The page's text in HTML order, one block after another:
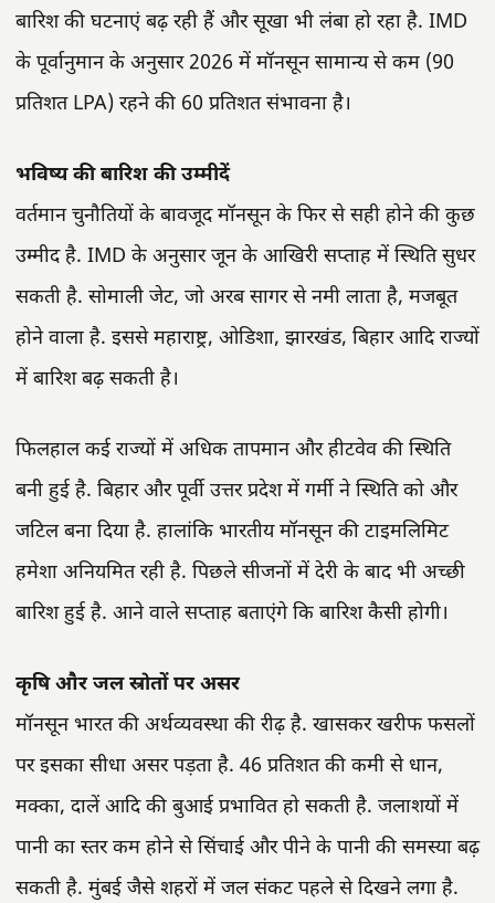
बारिश की घटनाएं बढ़ रही हैं और सूखा भी लंबा हो रहा है. IMD
के पूर्वानुमान के अनुसार 2026 में मॉनसून सामान्य से कम (90
प्रतिशत LPA) रहने की 60 प्रतिशत संभावना है।
भविष्य की बारिश की उम्मीदें
वर्तमान चुनौतियों के बावजूद मॉनसून के फिर से सही होने की कुछ
उम्मीद है. IMD के अनुसार जून के आखिरी सप्ताह में स्थिति सुधर
सकती है. सोमाली जेट, जो अरब सागर से नमी लाता है, मजबूत
होने वाला है. इससे महाराष्ट्र, ओडिशा, झारखंड, बिहार आदि राज्यों
में बारिश बढ़ सकती है।
फिलहाल कई राज्यों में अधिक तापमान और हीटवेव की स्थिति
बनी हुई है. बिहार और पूर्वी उत्तर प्रदेश में गर्मी ने स्थिति को और
जटिल बना दिया है. हालांकि भारतीय मॉनसून की टाइमलिमिट
हमेशा अनियमित रही है. पिछले सीजनों में देरी के बाद भी अच्छी
बारिश हुई है. आने वाले सप्ताह बताएंगे कि बारिश कैसी होगी।
कृषि और जल स्रोतों पर असर
मॉनसून भारत की अर्थव्यवस्था की रीढ़ है. खासकर खरीफ फसलों
पर इसका सीधा असर पड़ता है. 46 प्रतिशत की कमी से धान,
मक्का, दालें आदि की बुआई प्रभावित हो सकती है. जलाशयों में
पानी का स्तर कम होने से सिंचाई और पीने के पानी की समस्या बढ़
सकती है. मुंबई जैसे शहरों में जल संकट पहले से दिखने लगा है.